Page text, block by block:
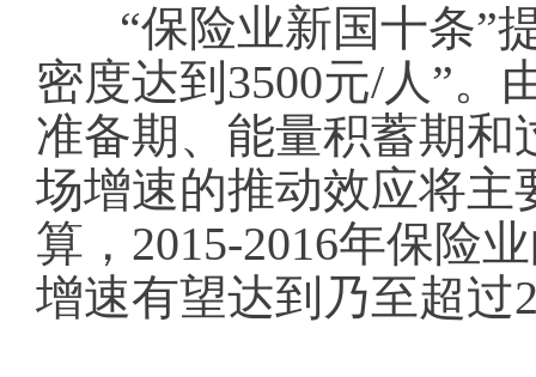
“保险业新国十条”
密度达到3500元/人”。
准备期、能量积蓄期和
场增速的推动效应将主
算，2015-2016年保险
增速有望达到乃至超过